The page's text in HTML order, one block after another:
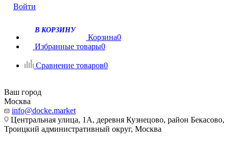
Войти
В КОРЗИНУ
Корзина0
Избранные товары0
Сравнение товаров0
Ваш город
Москва
info@docke.market
Центральная улица, 1А, деревня Кузнецово, район Бекасово,
Троицкий административный округ, Москва